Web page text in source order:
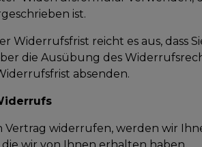
ist.
Widerrufsfrist reicht es aus, dass
die Ausübung des
absenden.
Vertrag widerrufen, werden wir